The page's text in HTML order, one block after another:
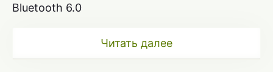
Bluetooth 6.0
Читать далее